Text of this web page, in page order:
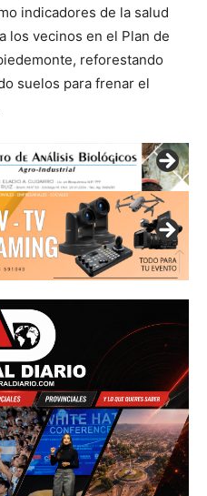
indicadores de la salud
los vecinos en el Plan de
reforestando
suelos para frenar el